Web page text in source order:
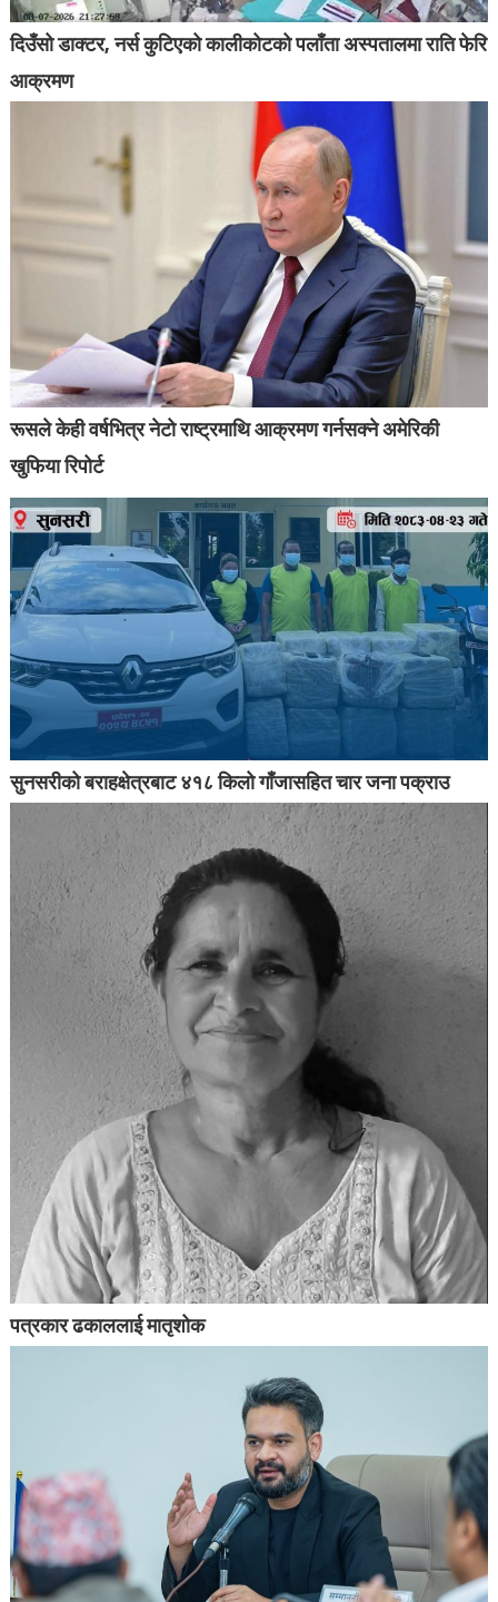
दिउँसो डाक्टर, नर्स कुटिएको कालीकोटको पलाँता अस्पतालमा राति फेरि
आक्रमण
रूसले केही वर्षभित्र नेटो राष्ट्रमाथि आक्रमण गर्नसक्ने अमेरिकी
खुफिया रिपोर्ट
सुनसरीको बराहक्षेत्रबाट ४१८ किलो गाँजासहित चार जना पक्राउ
पत्रकार ढकाललाई मातृशोक